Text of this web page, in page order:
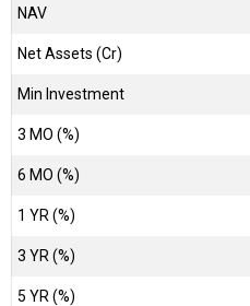
NAV
Net Assets (Cr)
Min Investment
3 MO (%)
6 MO (%)
1 YR (%)
3 YR (%)
5 YR (%)